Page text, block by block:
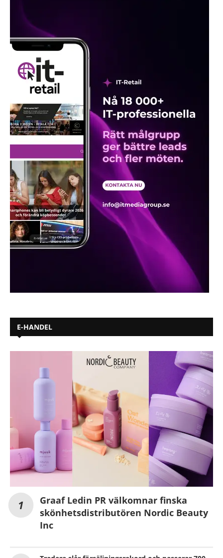
E-HANDEL
Graaf Ledin PR välkomnar finska
skönhetsdistributören Nordic Beauty
Inc